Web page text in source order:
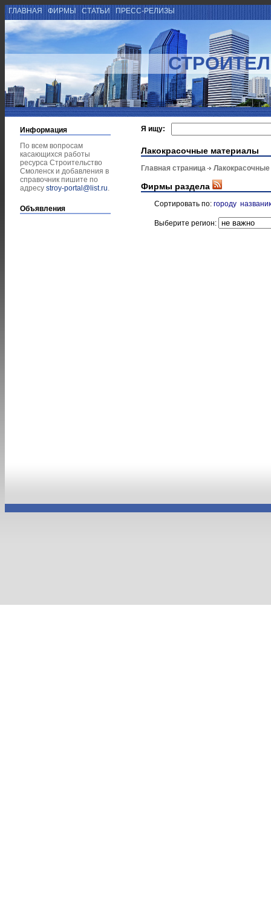
ГЛАВНАЯ ФИРМЫ СТАТЬИ ПРЕСС-РЕЛИЗЫ
Информация
По всем вопросам
касающихся работы
ресурса Строительство
Смоленск и добавления в
справочник пишите по
адресу stroy-portal@list.ru.
Объявления
Я ищу:
Лакокрасочные материалы
Главная страница
Фирмы раздела
Сортировать по: городу
Выберите регион: